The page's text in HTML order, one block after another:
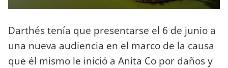
Darthés tenía que presentarse el 6 de junio a
una nueva audiencia en el marco de la causa
que él mismo le inició a Anita Co por daños y